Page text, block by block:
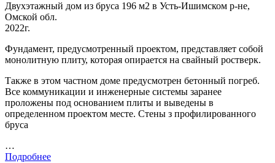
Двухэтажный дом из бруса 196 м2 в Усть-Ишимском р-не,
Омской обл.
2022г.
Фундамент, предусмотренный проектом, представляет собой
монолитную плиту, которая опирается на свайный ростверк.
Также в этом частном доме предусмотрен бетонный погреб.
Все коммуникации и инженерные системы заранее
проложены под основанием плиты и выведены в
определенном проектом месте. Стены з профилированного
бруса
…
Подробнее